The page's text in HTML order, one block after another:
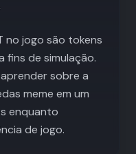
no jogo são tokens
fins de simulação.
sobre a
meme em um
enquanto
de jogo.